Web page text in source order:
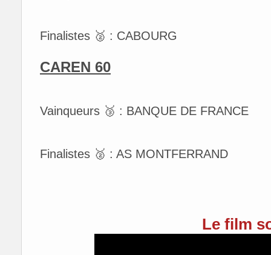
Finalistes 🥈 : CABOURG
CAREN 60
Vainqueurs 🥉 : BANQUE DE FRANCE
Finalistes 🥈 : AS MONTFERRAND
Le film